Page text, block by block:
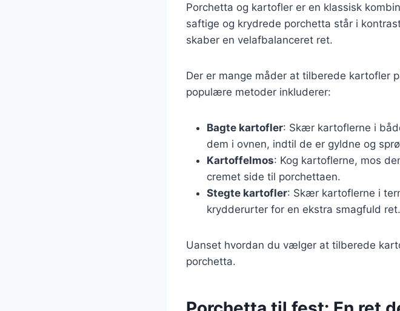
Porchetta og kartofler er en klassisk
saftige og krydrede porchetta står i
skaber en velafbalanceret ret.
Der er mange måder at tilberede kartofler
populære metoder inkluderer:
Bagte kartofler: Skær kartoflerne i
dem i ovnen, indtil de er gyldne og
Kartoffelmos: Kog kartoflerne, mos
cremet side til porchettaen.
Stegte kartofler: Skær kartoflerne i
krydderurter for en ekstra smagfuld ret.
Uanset hvordan du vælger at tilberede
porchetta.